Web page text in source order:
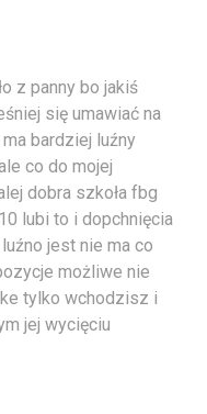
z panny bo jakiś
się umawiać na
bardziej luźny
co do mojej
dobra szkoła fbg
lubi to i dopchnięcia
jest nie ma co
możliwe nie
tylko wchodzisz i
jej wycięciu